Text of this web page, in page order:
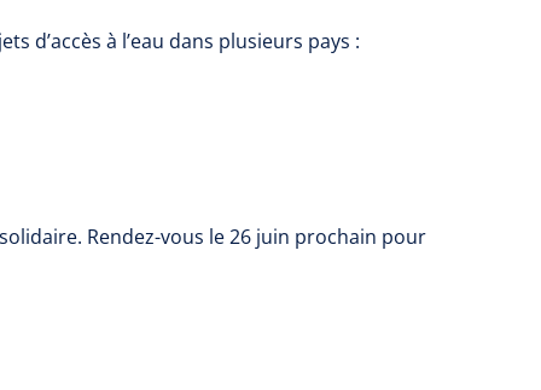
d’accès à l’eau dans plusieurs pays :
Rendez-vous le 26 juin prochain pour